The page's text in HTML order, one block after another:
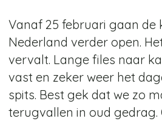
Vanaf 25 februari gaan de
Nederland verder open.
vervalt. Lange files naar
vast en zeker weer het
spits. Best gek dat we zo
terugvallen in oud gedrag.